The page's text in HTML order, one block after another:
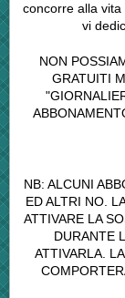
concorre alla
vi
NON
GRATUITI
NB: ALCUNI
ED ALTRI NO.
ATTIVARE LA
DURANTE
ATTIVARLA.